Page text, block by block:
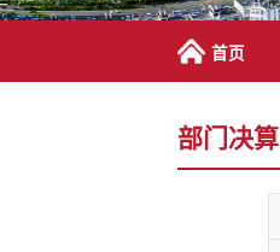
首页
部门决算